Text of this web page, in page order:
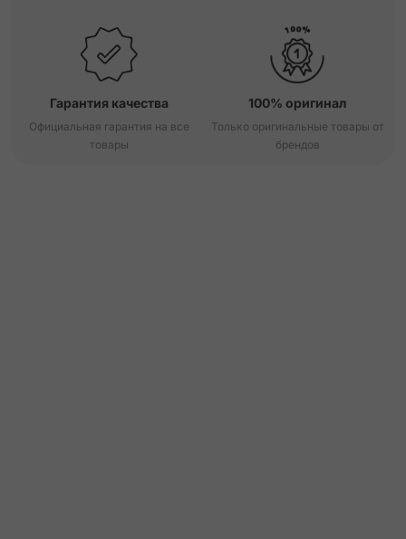
Гарантия качества
Официальная гарантия на все
товары
100% оригинал
Только оригинальные товары от
брендов